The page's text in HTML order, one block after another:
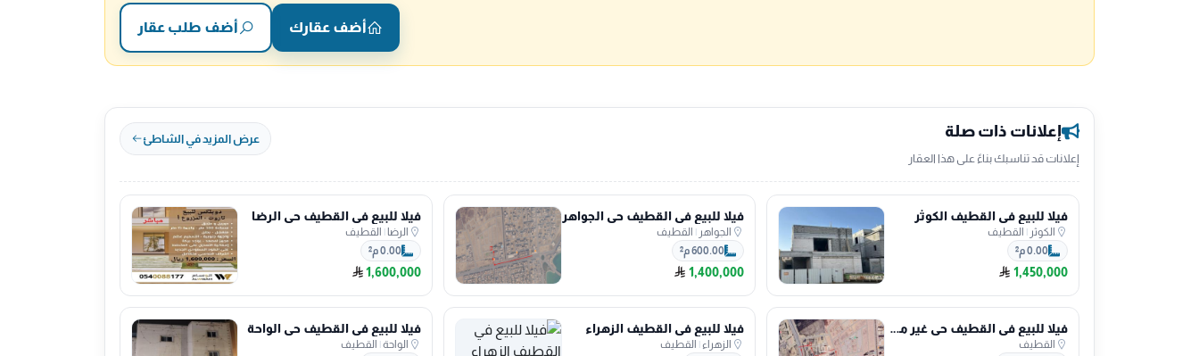
أضف عقارك أضف طلب عقار
إعلانات ذات صلة
إعلانات قد تناسبك بناءً على هذا العقار
عرض المزيد في الشاطئ
فيلا للبيع في القطيف الكوثر
الكوثر | القطيف
0.00 م²
1,450,000
فيلا للبيع في القطيف حي الجواهر
الجواهر | القطيف
600.00 م²
1,400,000
فيلا للبيع في القطيف حي الرضا
الرضا | القطيف
0.00 م²
1,600,000
فيلا للبيع في القطيف حي غير محدد
القطيف
فيلا للبيع في القطيف الزهراء
الزهراء | القطيف
فيلا للبيع في القطيف حي الواحة
الواحة| القطيف